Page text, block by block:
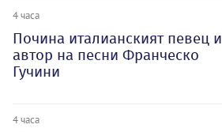
4 часа
Почина италианският певец и
автор на песни Франческо
Гучини
4 часа